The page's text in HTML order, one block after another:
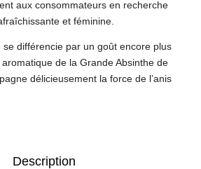
aux consommateurs en recherche
et féminine.
se différencie par un goût encore plus
de la Grande Absinthe de
délicieusement la force de l’anis
Description